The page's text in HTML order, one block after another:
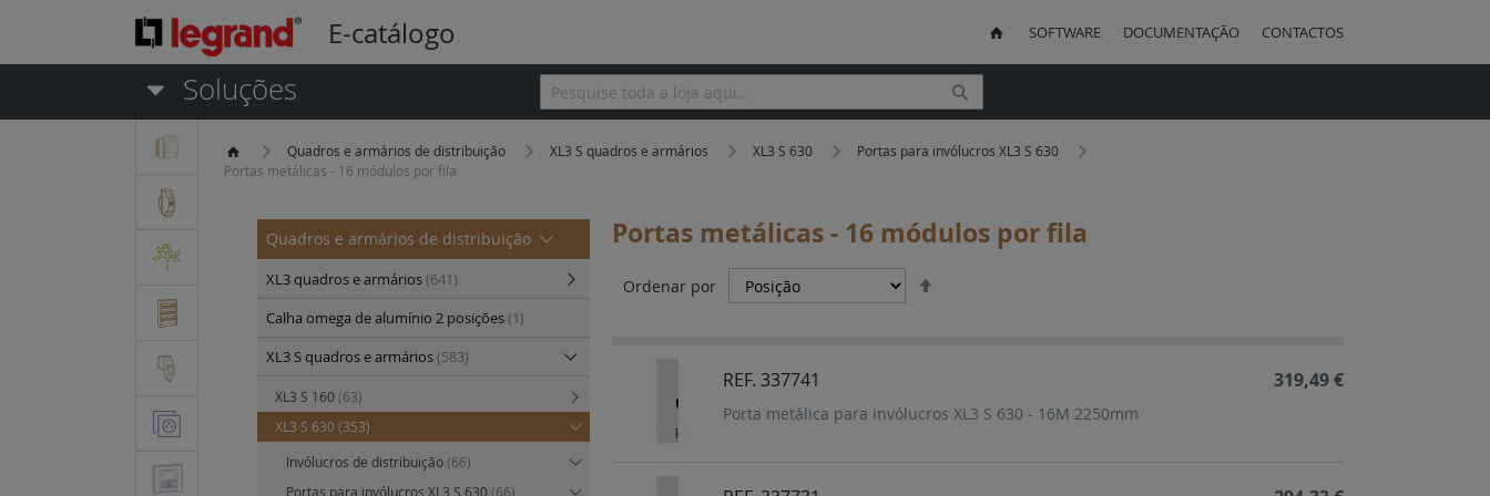
E-catálogo SOFTWARE DOCUMENTAÇÃO CONTACTOS
Soluções
Pesquisa Pesquisa
Quadros e armários de distribuição XL3 S quadros e armários XL3 S 630
Portas para invólucros XL3 S 630
Portas metálicas - 16 módulos por fila
Portas metálicas - 16 módulos por fila
Ordenar por
REF. 337741
Porta metálica para invólucros XL3 S 630 - 16M 2250mm
319,49 €
Quadros e armários de distribuição
XL3 quadros e armários(641)
Calha omega de alumínio 2 posições(1)
XL3 S quadros e armários(583)
XL3 S 160 (63)
XL3 S 630 (353)
Invólucros de distribuição(66)
Portas para invólucros XL3 S 630 (66)